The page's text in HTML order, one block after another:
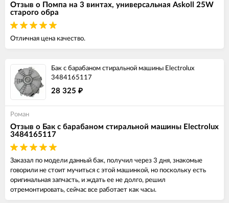
Отзыв о Помпа на 3 винтах, универсальная Askoll 25W
старого обра
Отличная цена качество.
Бак с барабаном стиральной машины Electrolux
3484165117
28 325 ₽
Роман
Отзыв о Бак с барабаном стиральной машины Electrolux
3484165117
Заказал по модели данный бак, получил через 3 дня, знакомые
говорили не стоит мучиться с этой машинкой, но поскольку есть
оригинальная запчасть, и ждать ее не долго, решил
отремонтировать, сейчас все работает как часы.